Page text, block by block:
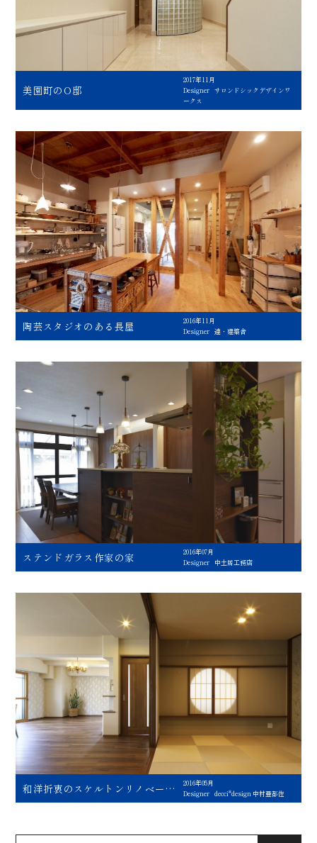
美園町のO邸
2017年11月
Designer サロンドシックデザインワ
ークス
陶芸スタジオのある長屋
2016年11月
Designer 連・建築舎
ステンドガラス作家の家
2016年07月
Designer
中土居工務店
和洋折衷のスケルトンリノベーシ
ョン
2016年05月
Designer decci*design 中村亜都佐